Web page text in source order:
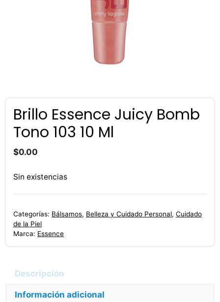
Brillo Essence Juicy Bomb
Tono 103 10 Ml
$0.00
Sin existencias
Categorías: Bálsamos, Belleza y Cuidado Personal, Cuidado
de la Piel
Marca: Essence
Información adicional